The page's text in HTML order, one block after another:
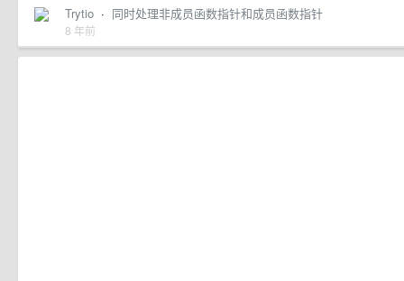
Trytio · 同时处理非成员函数指针和成员函数指针
8 年前